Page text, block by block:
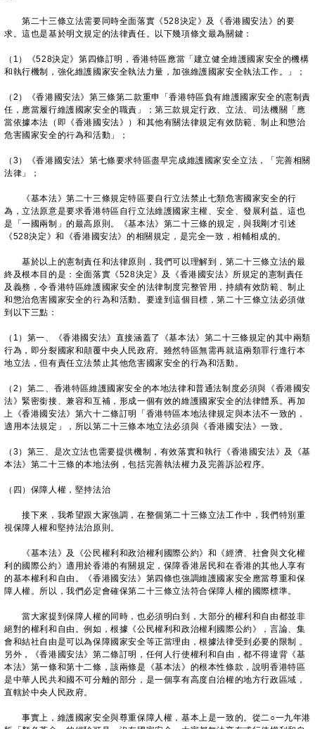
第二十三條立法需要同時全面落實《528決定》及《香港國安法》的要
求。這也是基於明文規定的法律責任。以下幾項條文最為關鍵：
（1）《528決定》第四條訂明，香港特區應當「建立健全維護國家安全的機構
和執行機制，強化維護國家安全執法力量，加強維護國家安全執法工作。」；
（2）《香港國安法》第三條第二款重申「香港特區負有維護國家安全的憲制責
任，應當履行維護國家安全的職責」；第三款規定行政、立法、司法機關「應
當依據本法（即《香港國安法》）和其他有關法律規定有效防範、制止和懲治
危害國家安全的行為和活動」；
（3）《香港國安法》第七條要求特區盡早完成維護國家安全立法，「完善相關
法律」；
《基本法》第二十三條規定特區要自行立法禁止七類危害國家安全的行
為，立法原意是要求香港特區自行立法維護國家主權、安全、發展利益。這也
是「一國兩制」的最高原則。《基本法》第二十三條的規定，與我剛才引述
《528決定》和《香港國安法》的相關規定，是完全一致，相輔相成的。
基於以上的憲制責任和法律原則，我們可以理解到，第二十三條立法的最
終及根本目的是：全面落實《528決定》及《香港國安法》所規定的憲制責任
及義務，令香港特區維護國家安全的法律制度完整管用，持續有效防範、制止
和懲治危害國家安全的行為和活動。要達到這個目標，第二十三條立法必須做
到以下三點：
（1）第一、《香港國安法》直接涵蓋了《基本法》第二十三條規定的其中兩類
行為，即分裂國家和顛覆中央人民政府。雖然特區無需再就這兩類罪行進行本
地立法，但有責任立法禁止其他危害國家安全的行為和活動。
（2）第二、香港特區維護國家安全的本地法律和普通法制度必須與《香港國安
法》緊密銜接、兼容和互補，形成一個有效的維護國家安全的法律體系。再加
上《香港國安法》第六十二條訂明「香港特區本地法律規定與本法不一致的，
適用本法規定」，所以第二十三條本地立法必須與《香港國安法》一致。
（3）第三、是次立法也需要提供機制，有效落實和執行《香港國安法》及《基
本法》第二十三條的本地法例，包括完善執法權力及完善訴訟程序。
（四）保障人權，堅持法治
接下來，我希望跟大家強調，在整個第二十三條立法工作中，我們特別重
視保障人權和堅持法治原則。
《基本法》及《公民權利和政治權利國際公約》和《經濟、社會與文化權
利的國際公約》適用於香港的有關規定，保障香港居民和在香港的其他人享有
的基本權利和自由。《香港國安法》第四條也強調維護國家安全應當尊重和保
障人權。所以，我們必定會確保第二十三條立法符合保障人權的國際標準。
當大家提到保障人權的同時，也必須明白到，大部分的權利和自由都並非
絕對的權利和自由。例如，根據《公民權利和政治權利國際公約》，言論、集
會和結社自由是可以為保障國家安全等正當理由，根據法律受到必要的限制 。
另外，《香港國安法》第二條訂明，任何人行使權利和自由，都不得違背《基
本法》第一條和第十二條，該兩條是《基本法》的根本性條款，說明香港特區
是中華人民共和國不可分離的部分，是一個享有高度自治權的地方行政區域，
直轄於中央人民政府。
事實上，維護國家安全與尊重保障人權，基本上是一致的。從二○一九年港